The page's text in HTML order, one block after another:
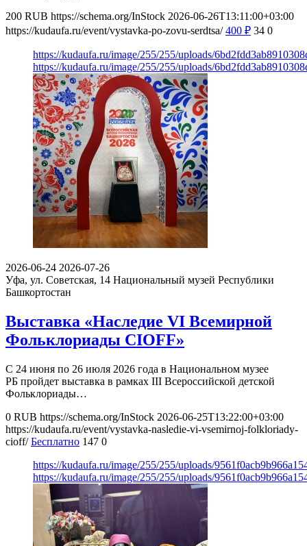
200 RUB https://schema.org/InStock 2026-06-26T13:11:00+03:00
https://kudaufa.ru/event/vystavka-po-zovu-serdtsa/ 400 ₽ 34 0
https://kudaufa.ru/image/255/255/uploads/
https://kudaufa.ru/image/255/255/uploads/
2026-06-24 2026-07-26
Уфа, ул. Советская, 14 Национальный музей Республики
Башкортостан
Выставка «Наследие VI Всемирной
Фольклориады CIOFF»
С 24 июня по 26 июля 2026 года в Национальном музее
РБ пройдет выставка в рамках III Всероссийской детской
Фольклориады…
0 RUB https://schema.org/InStock 2026-06-25T13:22:00+03:00
https://kudaufa.ru/event/vystavka-nasledie-vi-vsemirnoj-folkloriady-
cioff/ Бесплатно 147 0
https://kudaufa.ru/image/255/255/uploads/
https://kudaufa.ru/image/255/255/uploads/